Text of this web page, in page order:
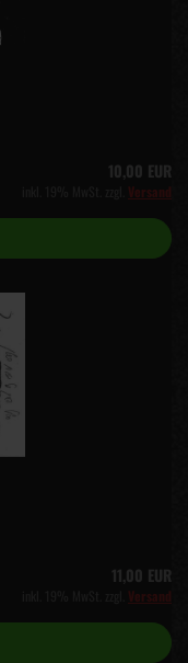
10,00 EUR
Versand
11,00 EUR
Versand